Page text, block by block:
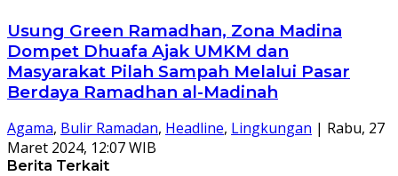
Usung Green Ramadhan, Zona Madina
Dompet Dhuafa Ajak UMKM dan
Masyarakat Pilah Sampah Melalui Pasar
Berdaya Ramadhan al-Madinah
Agama, Bulir Ramadan, Headline, Lingkungan | Rabu, 27
Maret 2024, 12:07 WIB
Berita Terkait